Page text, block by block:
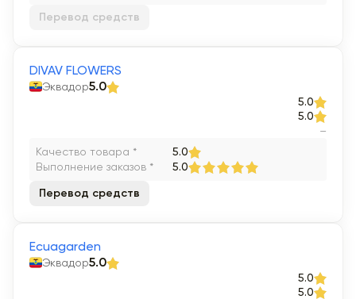
Перевод средств
DIVAV FLOWERS
Эквадор5.0
5.0
5.0
–
Качество товара *
5.0
Выполнение заказов * 5.0
Перевод средств
Ecuagarden
Эквадор5.0
5.0
5.0